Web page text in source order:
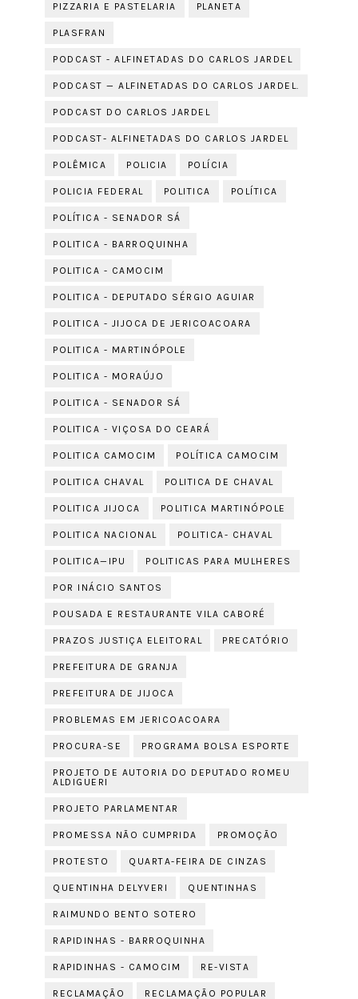
PIZZARIA E PASTELARIA PLANETA
PLASFRAN
PODCAST - ALFINETADAS DO CARLOS JARDEL
PODCAST — ALFINETADAS DO CARLOS JARDEL.
PODCAST DO CARLOS JARDEL
PODCAST- ALFINETADAS DO CARLOS JARDEL
POLÊMICA POLICIA POLÍCIA
POLICIA FEDERAL POLITICA POLÍTICA
POLÍTICA - SENADOR SÁ
POLITICA - BARROQUINHA
POLITICA - CAMOCIM
POLITICA - DEPUTADO SÉRGIO AGUIAR
POLITICA - JIJOCA DE JERICOACOARA
POLITICA - MARTINÓPOLE
POLITICA - MORAÚJO
POLITICA - SENADOR SÁ
POLITICA - VIÇOSA DO CEARÁ
POLITICA CAMOCIM POLÍTICA CAMOCIM
POLITICA CHAVAL POLITICA DE CHAVAL
POLITICA JIJOCA POLITICA MARTINÓPOLE
POLITICA NACIONAL POLITICA- CHAVAL
POLITICA—IPU POLITICAS PARA MULHERES
POR INÁCIO SANTOS
POUSADA E RESTAURANTE VILA CABORÉ
PRAZOS JUSTIÇA ELEITORAL PRECATÓRIO
PREFEITURA DE GRANJA
PREFEITURA DE JIJOCA
PROBLEMAS EM JERICOACOARA
PROCURA-SE PROGRAMA BOLSA ESPORTE
PROJETO DE AUTORIA DO DEPUTADO ROMEU
ALDIGUERI
PROJETO PARLAMENTAR
PROMESSA NÃO CUMPRIDA PROMOÇÃO
PROTESTO QUARTA-FEIRA DE CINZAS
QUENTINHA DELYVERI QUENTINHAS
RAIMUNDO BENTO SOTERO
RAPIDINHAS - BARROQUINHA
RAPIDINHAS - CAMOCIM RE-VISTA
RECLAMAÇÃO RECLAMAÇÃO POPULAR